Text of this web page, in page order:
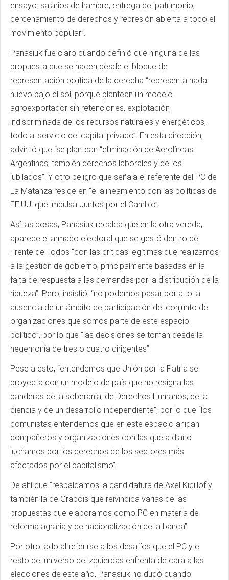
ensayo: salarios de hambre, entrega del patrimonio,
cercenamiento de derechos y represión abierta a todo el
movimiento popular”.
Panasiuk fue claro cuando definió que ninguna de las
propuesta que se hacen desde el bloque de
representación política de la derecha “representa nada
nuevo bajo el sol, porque plantean un modelo
agroexportador sin retenciones, explotación
indiscriminada de los recursos naturales y energéticos,
todo al servicio del capital privado”. En esta dirección,
advirtió que “se plantean “eliminación de Aerolíneas
Argentinas, también derechos laborales y de los
jubilados”. Y otro peligro que señala el referente del PC de
La Matanza reside en “el alineamiento con las políticas de
EE.UU. que impulsa Juntos por el Cambio”.
Así las cosas, Panasiuk recalca que en la otra vereda,
aparece el armado electoral que se gestó dentro del
Frente de Todos “con las críticas legítimas que realizamos
a la gestión de gobierno, principalmente basadas en la
falta de respuesta a las demandas por la distribución de la
riqueza”. Pero, insistió, “no podemos pasar por alto la
ausencia de un ámbito de participación del conjunto de
organizaciones que somos parte de este espacio
político”, por lo que “las decisiones se toman desde la
hegemonía de tres o cuatro dirigentes”.
Pese a esto, “entendemos que Unión por la Patria se
proyecta con un modelo de país que no resigna las
banderas de la soberanía, de Derechos Humanos, de la
ciencia y de un desarrollo independiente”, por lo que “los
comunistas entendemos que en este espacio anidan
compañeros y organizaciones con las que a diario
luchamos por los derechos de los sectores más
afectados por el capitalismo”.
De ahí que “respaldamos la candidatura de Axel Kicillof y
también la de Grabois que reivindica varias de las
propuestas que elaboramos como PC en materia de
reforma agraria y de nacionalización de la banca”.
Por otro lado al referirse a los desafíos que el PC y el
resto del universo de izquierdas enfrenta de cara a las
elecciones de este año, Panasiuk no dudó cuando